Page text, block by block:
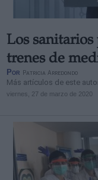
Los
trenes de
Por Patricia Arredondo
Más artículos de este
viernes, 27 de marzo de 2020